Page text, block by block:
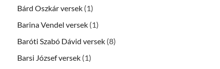
Bárd Oszkár versek (1)
Barina Vendel versek (1)
Baróti Szabó Dávid versek (8)
Barsi József versek (1)